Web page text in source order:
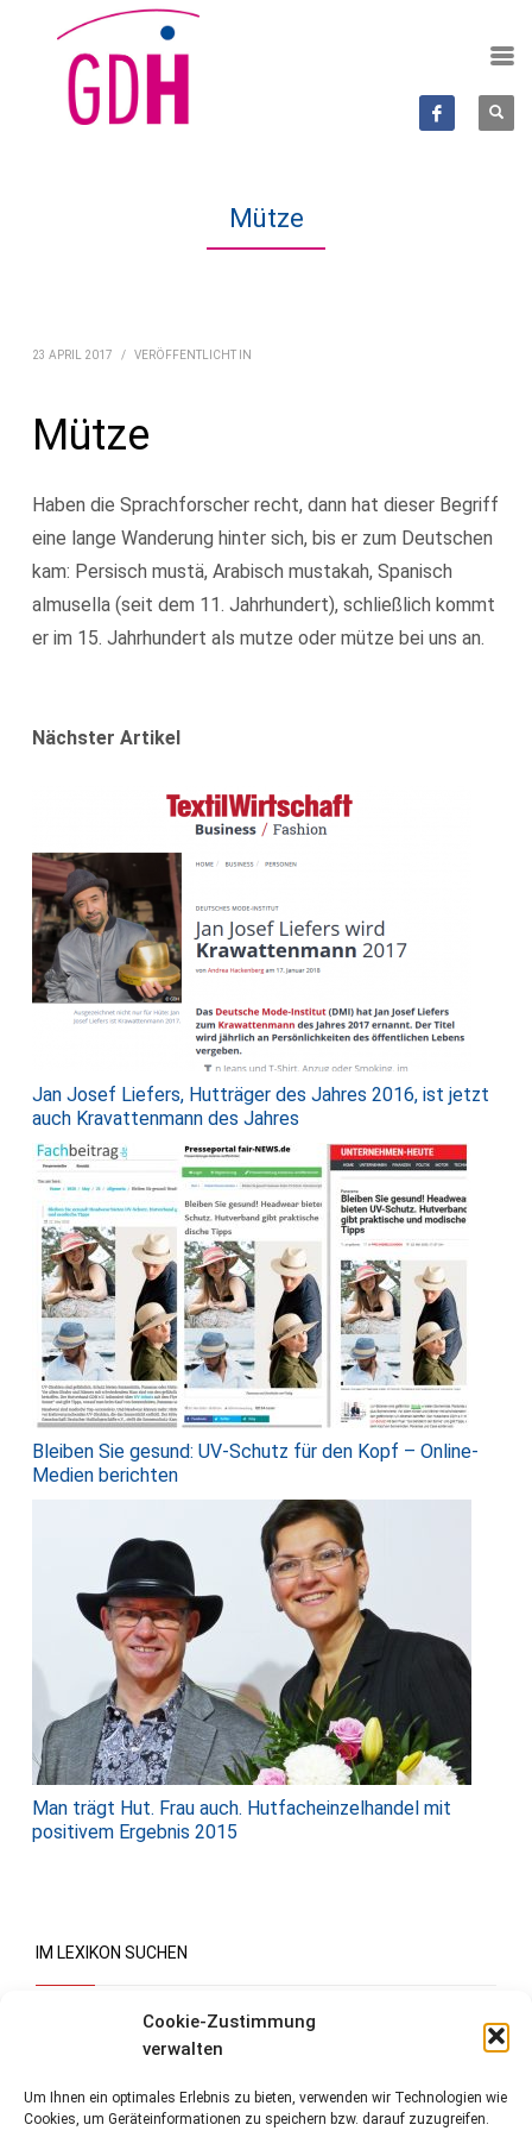
Cookie-Zustimmung
verwalten
Um Ihnen ein optimales Erlebnis zu bieten, verwenden wir Technologien wie
Cookies, um Geräteinformationen zu speichern bzw. darauf zuzugreifen.
Mütze
23 APRIL 2017 / VERÖFFENTLICHT IN
Mütze
Haben die Sprachforscher recht, dann hat dieser Begriff
eine lange Wanderung hinter sich, bis er zum Deutschen
kam: Persisch mustä, Arabisch mustakah, Spanisch
almusella (seit dem 11. Jahrhundert), schließlich kommt
er im 15. Jahrhundert als mutze oder mütze bei uns an.
Nächster Artikel
Jan Josef Liefers, Hutträger des Jahres 2016, ist jetzt
auch Kravattenmann des Jahres
Bleiben Sie gesund: UV-Schutz für den Kopf – Online-
Medien berichten
Man trägt Hut. Frau auch. Hutfacheinzelhandel mit
positivem Ergebnis 2015
IM LEXIKON SUCHEN